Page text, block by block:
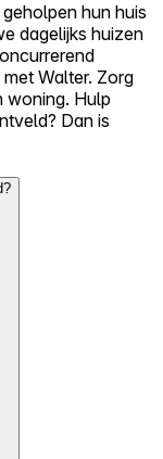
hun huis
dagelijks huizen
Walter. Zorg
woning. Hulp
Dan is